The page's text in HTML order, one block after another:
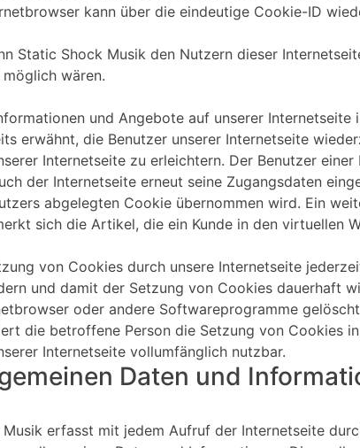
kann über die eindeutige Cookie-ID
Static Shock Musik den Nutzern dieser
wären.
und Angebote auf unserer
erwähnt, die Benutzer unserer Internetseite
Internetseite zu erleichtern. Der Benutzer
der Internetseite erneut seine Zugangsdaten
abgelegten Cookie übernommen wird. Ein
sich die Artikel, die ein Kunde in den virtuellen
von Cookies durch unsere Internetseite
und damit der Setzung von Cookies dauerhaft
oder andere Softwareprogramme
die betroffene Person die Setzung von Cookies
Internetseite vollumfänglich nutzbar.
Daten und
erfasst mit jedem Aufruf der Internetseite